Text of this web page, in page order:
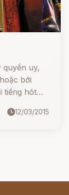
uy,
bởi
tiếng hót
cả cung
xuất hiện?
12/03/2015